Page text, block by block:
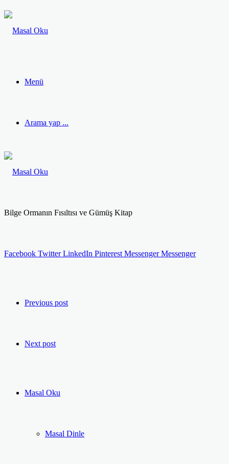
Menü
Arama yap ...
Bilge Ormanın Fısıltısı ve Gümüş Kitap
Facebook Twitter LinkedIn Pinterest Messenger Messenger
Previous post
Next post
Masal Oku
Masal Dinle